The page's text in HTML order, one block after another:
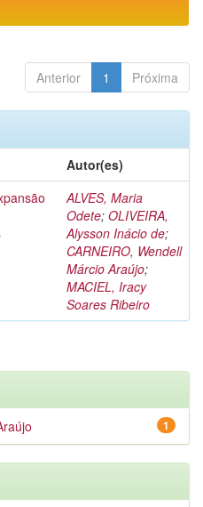
Anterior 1 Próxima
Autor(es)
ALVES, Maria
Odete; OLIVEIRA,
Alysson Inácio de;
CARNEIRO, Wendell
Márcio Araújo;
MACIEL, Iracy
Soares Ribeiro
1